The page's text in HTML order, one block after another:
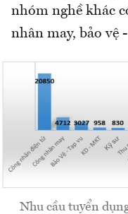
nhóm nghề khác
nhân may, bảo vệ
Nhu cầu tuyển